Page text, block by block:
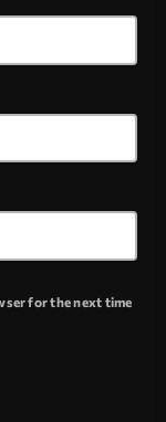
for the next time